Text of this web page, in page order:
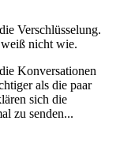
Verschlüsselung.
nicht wie.
Konversationen
als die paar
sich die
zu senden...